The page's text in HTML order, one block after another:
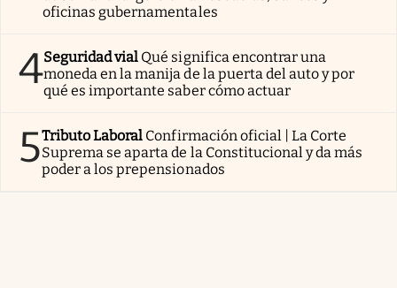
oficinas gubernamentales
4Seguridad vial Qué significa encontrar una
moneda en la manija de la puerta del auto y por
qué es importante saber cómo actuar
5Tributo Laboral Confirmación oficial | La Corte
Suprema se aparta de la Constitucional y da más
poder a los prepensionados